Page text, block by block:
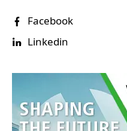
Facebook
Linkedin